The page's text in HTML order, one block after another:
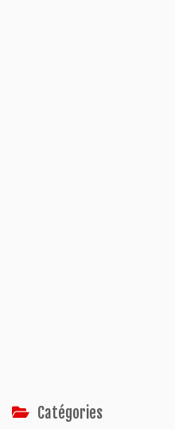
Catégories